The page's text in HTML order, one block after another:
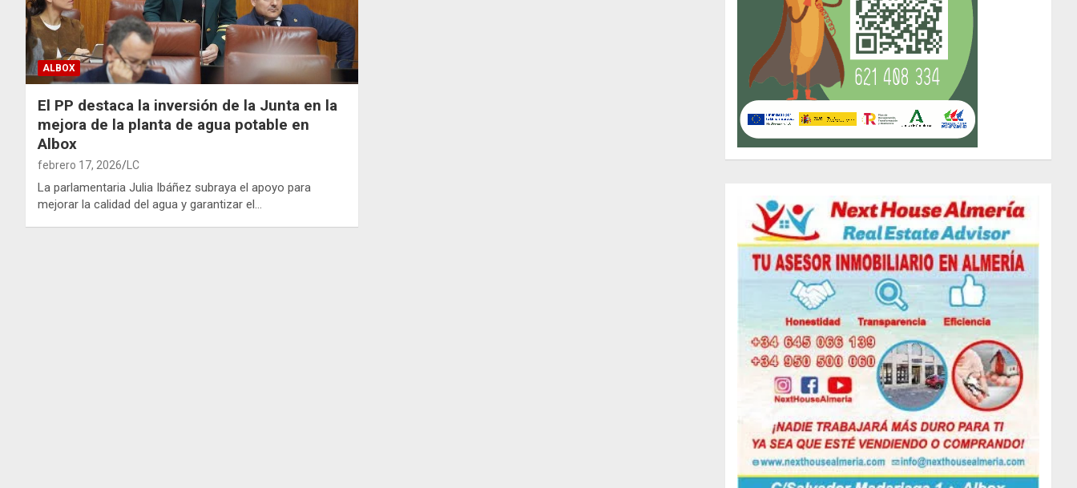
ALBOX
El PP destaca la inversión de la Junta en la
mejora de la planta de agua potable en
Albox
febrero 17, 2026 LC
La parlamentaria Julia Ibáñez subraya el apoyo para
mejorar la calidad del agua y garantizar el…